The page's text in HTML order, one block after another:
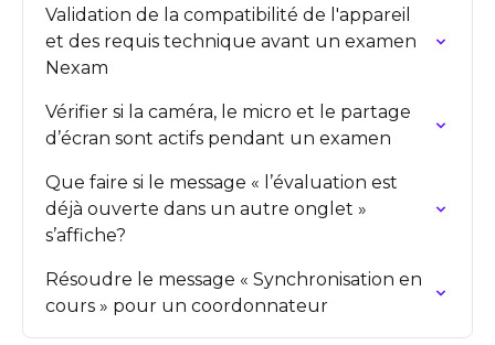
Validation de la compatibilité de l'appareil
et des requis technique avant un examen
Nexam
Vérifier si la caméra, le micro et le partage
d’écran sont actifs pendant un examen
Que faire si le message « l’évaluation est
déjà ouverte dans un autre onglet »
s’affiche?
Résoudre le message « Synchronisation en
cours » pour un coordonnateur